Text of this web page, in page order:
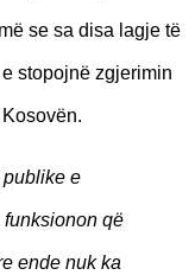
se sa disa lagje të
stopojnë zgjerimin
publike e
që
ende nuk ka